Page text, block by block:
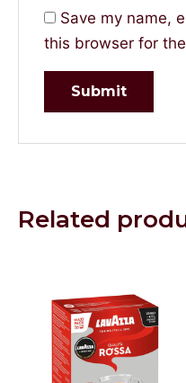
Save my name,
this browser for
Related